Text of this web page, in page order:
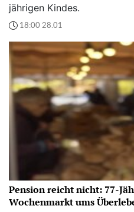
jährigen Kindes.
18:00 28.01
Pension reicht nicht: 77-
Wochenmarkt ums